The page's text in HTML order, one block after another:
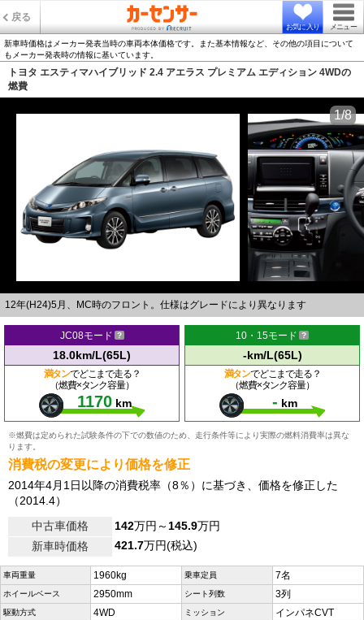
戻る
お気に入り メニュー
新車時価格はメーカー発表当時の車両本体価格です。また基本情報など、その他の項目について
もメーカー発表時の情報に基いています。
トヨタ エスティマハイブリッド 2.4 アエラス プレミアム エディション 4WDの
燃費
12年(H24)5月、MC時のフロント。仕様はグレードにより異なります
1/8
JC08モード
18.0km/L(65L)
満タンでどこまで走る？
（燃費×タンク容量）
1170 km
10・15モード
-km/L(65L)
満タンでどこまで走る？
（燃費×タンク容量）
- km
※燃費は定められた試験条件の下での数値のため、走行条件等により実際の燃料消費率は異な
ります。
消費税の変更により価格を修正
2014年4月1日以降の消費税率（8％）に基づき、価格を修正した
（2014.4）
中古車価格
142万円～145.9万円
新車時価格
421.7万円(税込)
車両重量 1960kg 乗車定員 7名
ホイールベース 2950mm シート列数 3列
駆動方式 4WD ミッション インパネCVT